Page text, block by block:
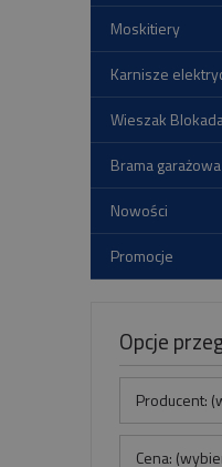
Moskitiery
Karnisze
Wieszak
Brama
Nowości
Promocje
Opcje
Producent:
Cena: